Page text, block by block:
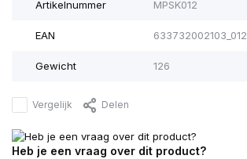
Artikelnummer MPSK012
EAN 633732002103_012
Gewicht 126
Vergelijk Delen
Heb je een vraag over dit product?